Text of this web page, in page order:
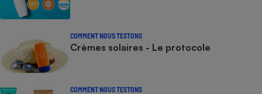
COMMENT NOUS TESTONS
Crèmes solaires - Le protocole
COMMENT NOUS TESTONS